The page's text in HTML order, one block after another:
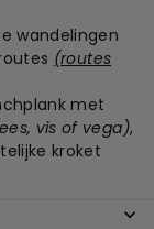
wandelingen
(routes
met
vis of vega),
kroket